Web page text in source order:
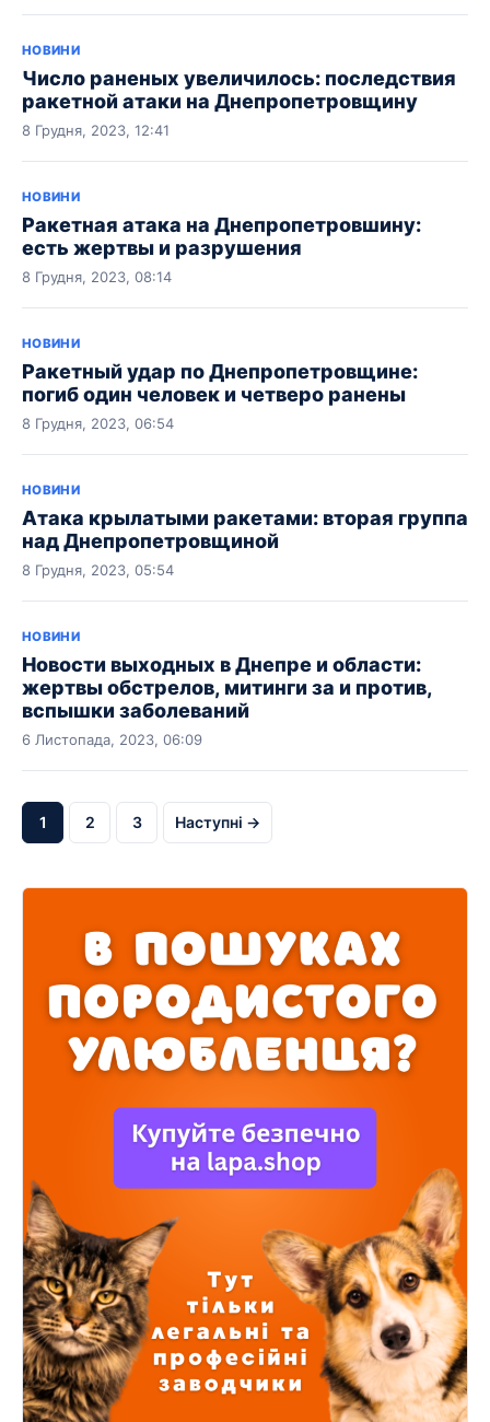
НОВИНИ
Число раненых увеличилось: последствия
ракетной атаки на Днепропетровщину
8 Грудня, 2023, 12:41
НОВИНИ
Ракетная атака на Днепропетровшину:
есть жертвы и разрушения
8 Грудня, 2023, 08:14
НОВИНИ
Ракетный удар по Днепропетровщине:
погиб один человек и четверо ранены
8 Грудня, 2023, 06:54
НОВИНИ
Атака крылатыми ракетами: вторая группа
над Днепропетровщиной
8 Грудня, 2023, 05:54
НОВИНИ
Новости выходных в Днепре и области:
жертвы обстрелов, митинги за и против,
вспышки заболеваний
6 Листопада, 2023, 06:09
1 2 3 Наступні →